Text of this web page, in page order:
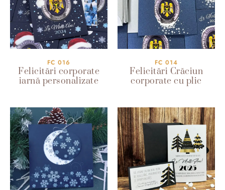
FC 016
Felicitări corporate
iarnă personalizate
FC 014
Felicitări Crăciun
corporate cu plic